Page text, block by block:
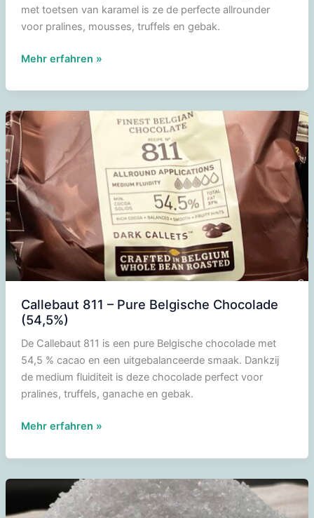
met toetsen van karamel is ze de perfecte allrounder
voor pralines, mousses, truffels en gebak.
Callebaut
–
Belgische
Melkchocolade
(33,6%)
Mehr erfahren »
Callebaut 811 – Pure Belgische Chocolade
(54,5%)
De Callebaut 811 is een pure Belgische chocolade met
54,5 % cacao en een uitgebalanceerde smaak. Dankzij
de medium fluiditeit is deze chocolade perfect voor
pralines, truffels, ganache en gebak.
Callebaut
–
Pure
Belgische
Chocolade
Mehr erfahren »